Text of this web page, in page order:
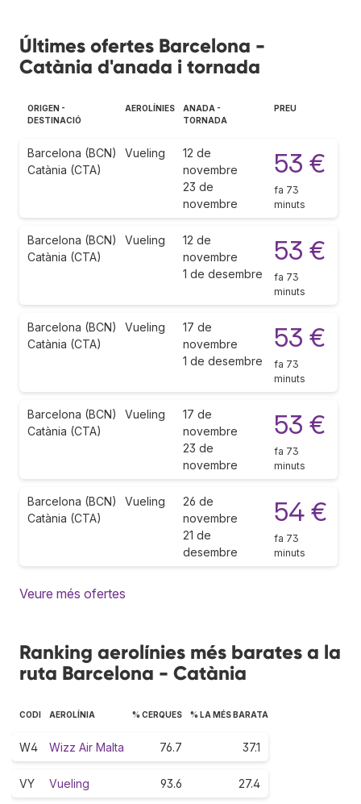
Últimes ofertes Barcelona -
Catània d'anada i tornada
ORIGEN -
DESTINACIÓ
AEROLÍNIES
ANADA -
TORNADA
PREU
Barcelona (BCN)
Catània (CTA)
Vueling
12 de
novembre
23 de
novembre
53 €
fa 73
minuts
Barcelona (BCN)
Catània (CTA)
Vueling
12 de
novembre
1 de desembre
53 €
fa 73
minuts
Barcelona (BCN)
Catània (CTA)
Vueling
17 de
novembre
1 de desembre
53 €
fa 73
minuts
Barcelona (BCN)
Catània (CTA)
Vueling
17 de
novembre
23 de
novembre
53 €
fa 73
minuts
Barcelona (BCN)
Catània (CTA)
Vueling
26 de
novembre
21 de
desembre
54 €
fa 73
minuts
Veure més ofertes
Ranking aerolínies més barates a la
ruta Barcelona - Catània
CODI AEROLÍNIA % CERQUES % LA MÉS BARATA
W4 Wizz Air Malta 76.7 37.1
VY Vueling 93.6 27.4